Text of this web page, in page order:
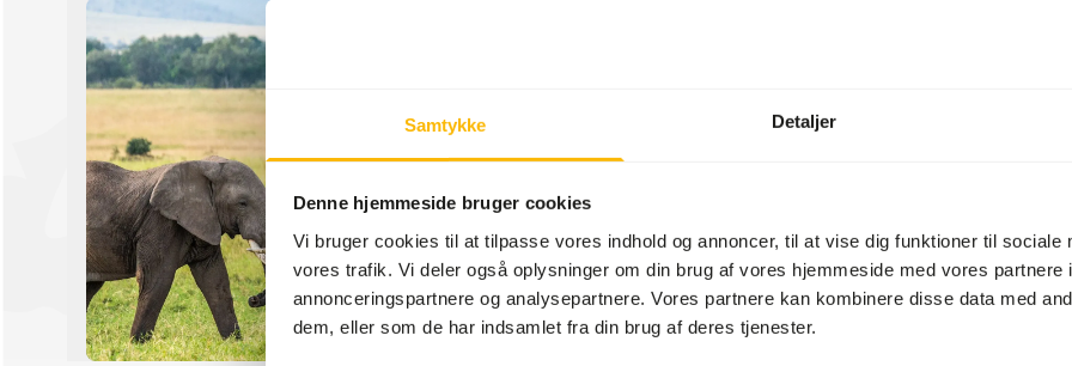
Samtykke Detaljer
Denne hjemmeside bruger cookies
Vi bruger cookies til at tilpasse vores indhold og annoncer, til at vise dig funktioner til sociale
vores trafik. Vi deler også oplysninger om din brug af vores hjemmeside med vores partnere
annonceringspartnere og analysepartnere. Vores partnere kan kombinere disse data med
dem, eller som de har indsamlet fra din brug af deres tjenester.